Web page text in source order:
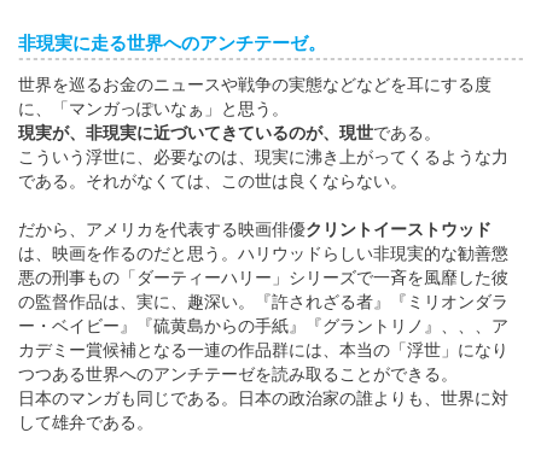
非現実に走る世界へのアンチテーゼ。
世界を巡るお金のニュースや戦争の実態などなどを耳にする度
に、「マンガっぽいなぁ」と思う。
現実が、非現実に近づいてきているのが、現世である。
こういう浮世に、必要なのは、現実に沸き上がってくるような力
である。それがなくては、この世は良くならない。
だから、アメリカを代表する映画俳優クリントイーストウッド
は、映画を作るのだと思う。ハリウッドらしい非現実的な勧善懲
悪の刑事もの「ダーティーハリー」シリーズで一斉を風靡した彼
の監督作品は、実に、趣深い。『許されざる者』『ミリオンダラ
ー・ベイビー』『硫黄島からの手紙』『グラントリノ』、、、ア
カデミー賞候補となる一連の作品群には、本当の「浮世」になり
つつある世界へのアンチテーゼを読み取ることができる。
日本のマンガも同じである。日本の政治家の誰よりも、世界に対
して雄弁である。